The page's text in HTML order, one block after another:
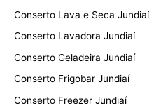
Conserto Lava e Seca Jundiaí
Conserto Lavadora Jundiaí
Conserto Geladeira Jundiaí
Conserto Frigobar Jundiaí
Conserto Freezer Jundiaí